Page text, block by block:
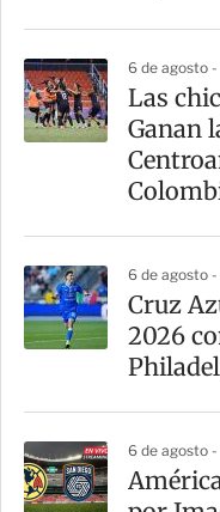
6 de agosto -
Las
Ganan
6 de agosto
Cruz
2026
6 de agosto